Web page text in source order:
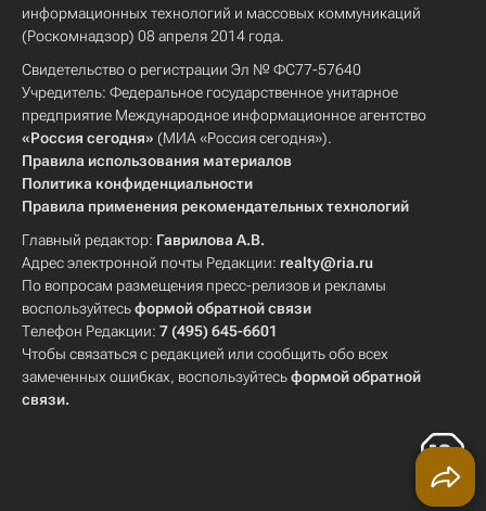
информационных технологий и массовых коммуникаций
(Роскомнадзор) 08 апреля 2014 года.
Свидетельство о регистрации Эл № ФС77-57640
Учредитель: Федеральное государственное унитарное
предприятие Международное информационное агентство
«Россия сегодня» (МИА «Россия сегодня»).
Правила использования материалов
Политика конфиденциальности
Правила применения рекомендательных технологий
Главный редактор: Гаврилова А.В.
Адрес электронной почты Редакции: realty@ria.ru
По вопросам размещения пресс-релизов и рекламы
воспользуйтесьформой обратной связи
Телефон Редакции: 7 (495) 645-6601
Чтобы связаться с редакцией или сообщить обо всех
замеченных ошибках, воспользуйтесьформой обратной
связи.